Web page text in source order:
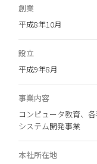
創業
平成8年10月
設立
平成9年8月
事業内容
コンピュータ教育、
システム開発事業
本社所在地